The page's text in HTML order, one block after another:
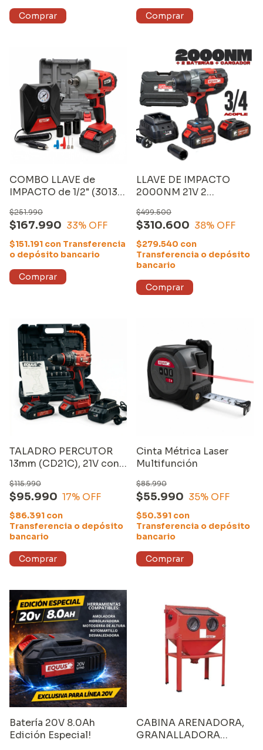
COMBO LLAVE de
IMPACTO de 1/2" (3013)
MALETÍN, CARGADOR y
UNA BATERÍA de 20V
4000mAh +
COMPRESOR
MODELO: AK601
$167.990
$251.990
33% OFF
$151.191 con Transferencia
o depósito bancario
LLAVE DE IMPACTO
2000NM 21V 2
$310.600
$499.500
38% OFF
$279.540 con
Transferencia o depósito
bancario
TALADRO PERCUTOR
13mm (CD21C), 21V con
2000mAh y CARGADOR
$95.990
$115.990
17% OFF
$86.391 con
Transferencia o depósito
bancario
Cinta Métrica Laser
Multifunción
$55.990
$85.990
35% OFF
$50.391 con
Transferencia o depósito
bancario
Batería 20V 8.0Ah
Edición Especial!
CABINA ARENADORA,
GRANALLADORA